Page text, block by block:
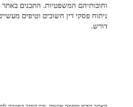
וחובותיהם המשפטיות. התכנים באתר
ניתוח פסקי דין חשובים וטיפים
דורש.